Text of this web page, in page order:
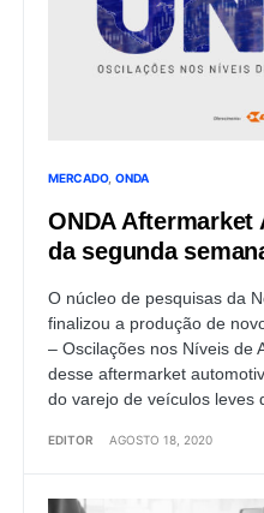
MERCADO ONDA
ONDA
da segunda
O núcleo de pesquisas da
finalizou a produção de
– Oscilações nos Níveis de
desse aftermarket
do varejo de veículos leves
EDITOR AGOSTO 18, 2020